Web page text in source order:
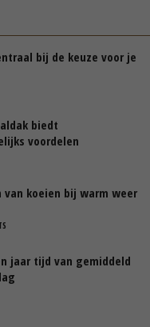
bij de keuze voor je
biedt
voordelen
van koeien bij warm weer
jaar tijd van gemiddeld